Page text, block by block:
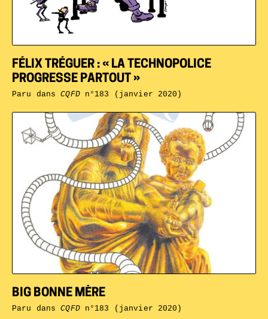
BIG BONNE MÈRE
Paru dansCQFDn°183 (janvier 2020)
FÉLIX TRÉGUER : « LA TECHNOPOLICE
PROGRESSE PARTOUT »
Paru dansCQFDn°183 (janvier 2020)